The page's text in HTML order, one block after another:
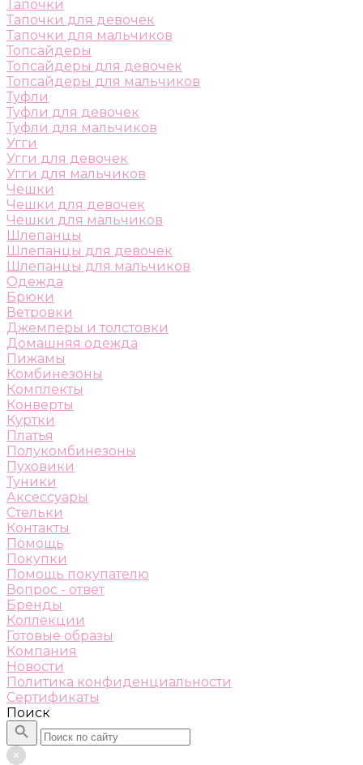
Тапочки
Тапочки для девочек
Тапочки для мальчиков
Топсайдеры
Топсайдеры для девочек
Топсайдеры для мальчиков
Туфли
Туфли для девочек
Туфли для мальчиков
Угги
Угги для девочек
Угги для мальчиков
Чешки
Чешки для девочек
Чешки для мальчиков
Шлепанцы
Шлепанцы для девочек
Шлепанцы для мальчиков
Одежда
Брюки
Ветровки
Джемперы и толстовки
Домашняя одежда
Пижамы
Комбинезоны
Комплекты
Конверты
Куртки
Платья
Полукомбинезоны
Пуховики
Туники
Аксессуары
Стельки
Контакты
Помощь
Покупки
Помощь покупателю
Вопрос - ответ
Бренды
Коллекции
Готовые образы
Компания
Новости
Политика конфиденциальности
Сертификаты
Поиск